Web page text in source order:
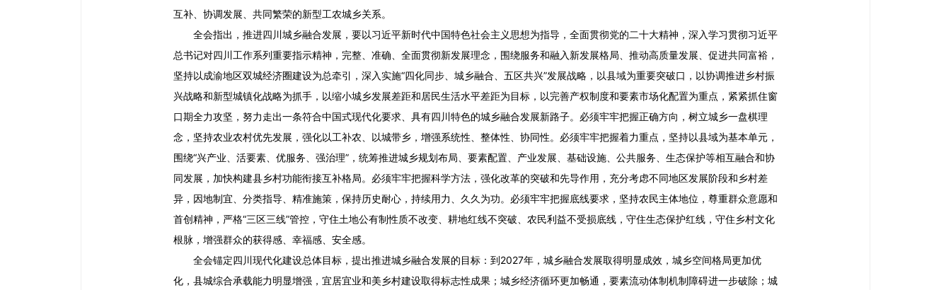
互补、协调发展、共同繁荣的新型工农城乡关系。
全会指出，推进四川城乡融合发展，要以习近平新时代中国特色社会主义思想为指导，全面贯彻党的二十大精神，深入学习贯彻习近平
总书记对四川工作系列重要指示精神，完整、准确、全面贯彻新发展理念，围绕服务和融入新发展格局、推动高质量发展、促进共同富裕，
坚持以成渝地区双城经济圈建设为总牵引，深入实施“四化同步、城乡融合、五区共兴”发展战略，以县域为重要突破口，以协调推进乡村振
兴战略和新型城镇化战略为抓手，以缩小城乡发展差距和居民生活水平差距为目标，以完善产权制度和要素市场化配置为重点，紧紧抓住窗
口期全力攻坚，努力走出一条符合中国式现代化要求、具有四川特色的城乡融合发展新路子。必须牢牢把握正确方向，树立城乡一盘棋理
念，坚持农业农村优先发展，强化以工补农、以城带乡，增强系统性、整体性、协同性。必须牢牢把握着力重点，坚持以县域为基本单元，
围绕“兴产业、活要素、优服务、强治理”，统筹推进城乡规划布局、要素配置、产业发展、基础设施、公共服务、生态保护等相互融合和协
同发展，加快构建县乡村功能衔接互补格局。必须牢牢把握科学方法，强化改革的突破和先导作用，充分考虑不同地区发展阶段和乡村差
异，因地制宜、分类指导、精准施策，保持历史耐心，持续用力、久久为功。必须牢牢把握底线要求，坚持农民主体地位，尊重群众意愿和
首创精神，严格“三区三线”管控，守住土地公有制性质不改变、耕地红线不突破、农民利益不受损底线，守住生态保护红线，守住乡村文化
根脉，增强群众的获得感、幸福感、安全感。
全会锚定四川现代化建设总体目标，提出推进城乡融合发展的目标：到2027年，城乡融合发展取得明显成效，城乡空间格局更加优
化，县城综合承载能力明显增强，宜居宜业和美乡村建设取得标志性成果；城乡经济循环更加畅通，要素流动体制机制障碍进一步破除；城